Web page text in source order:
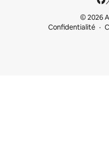
© 2026
Confidentialité